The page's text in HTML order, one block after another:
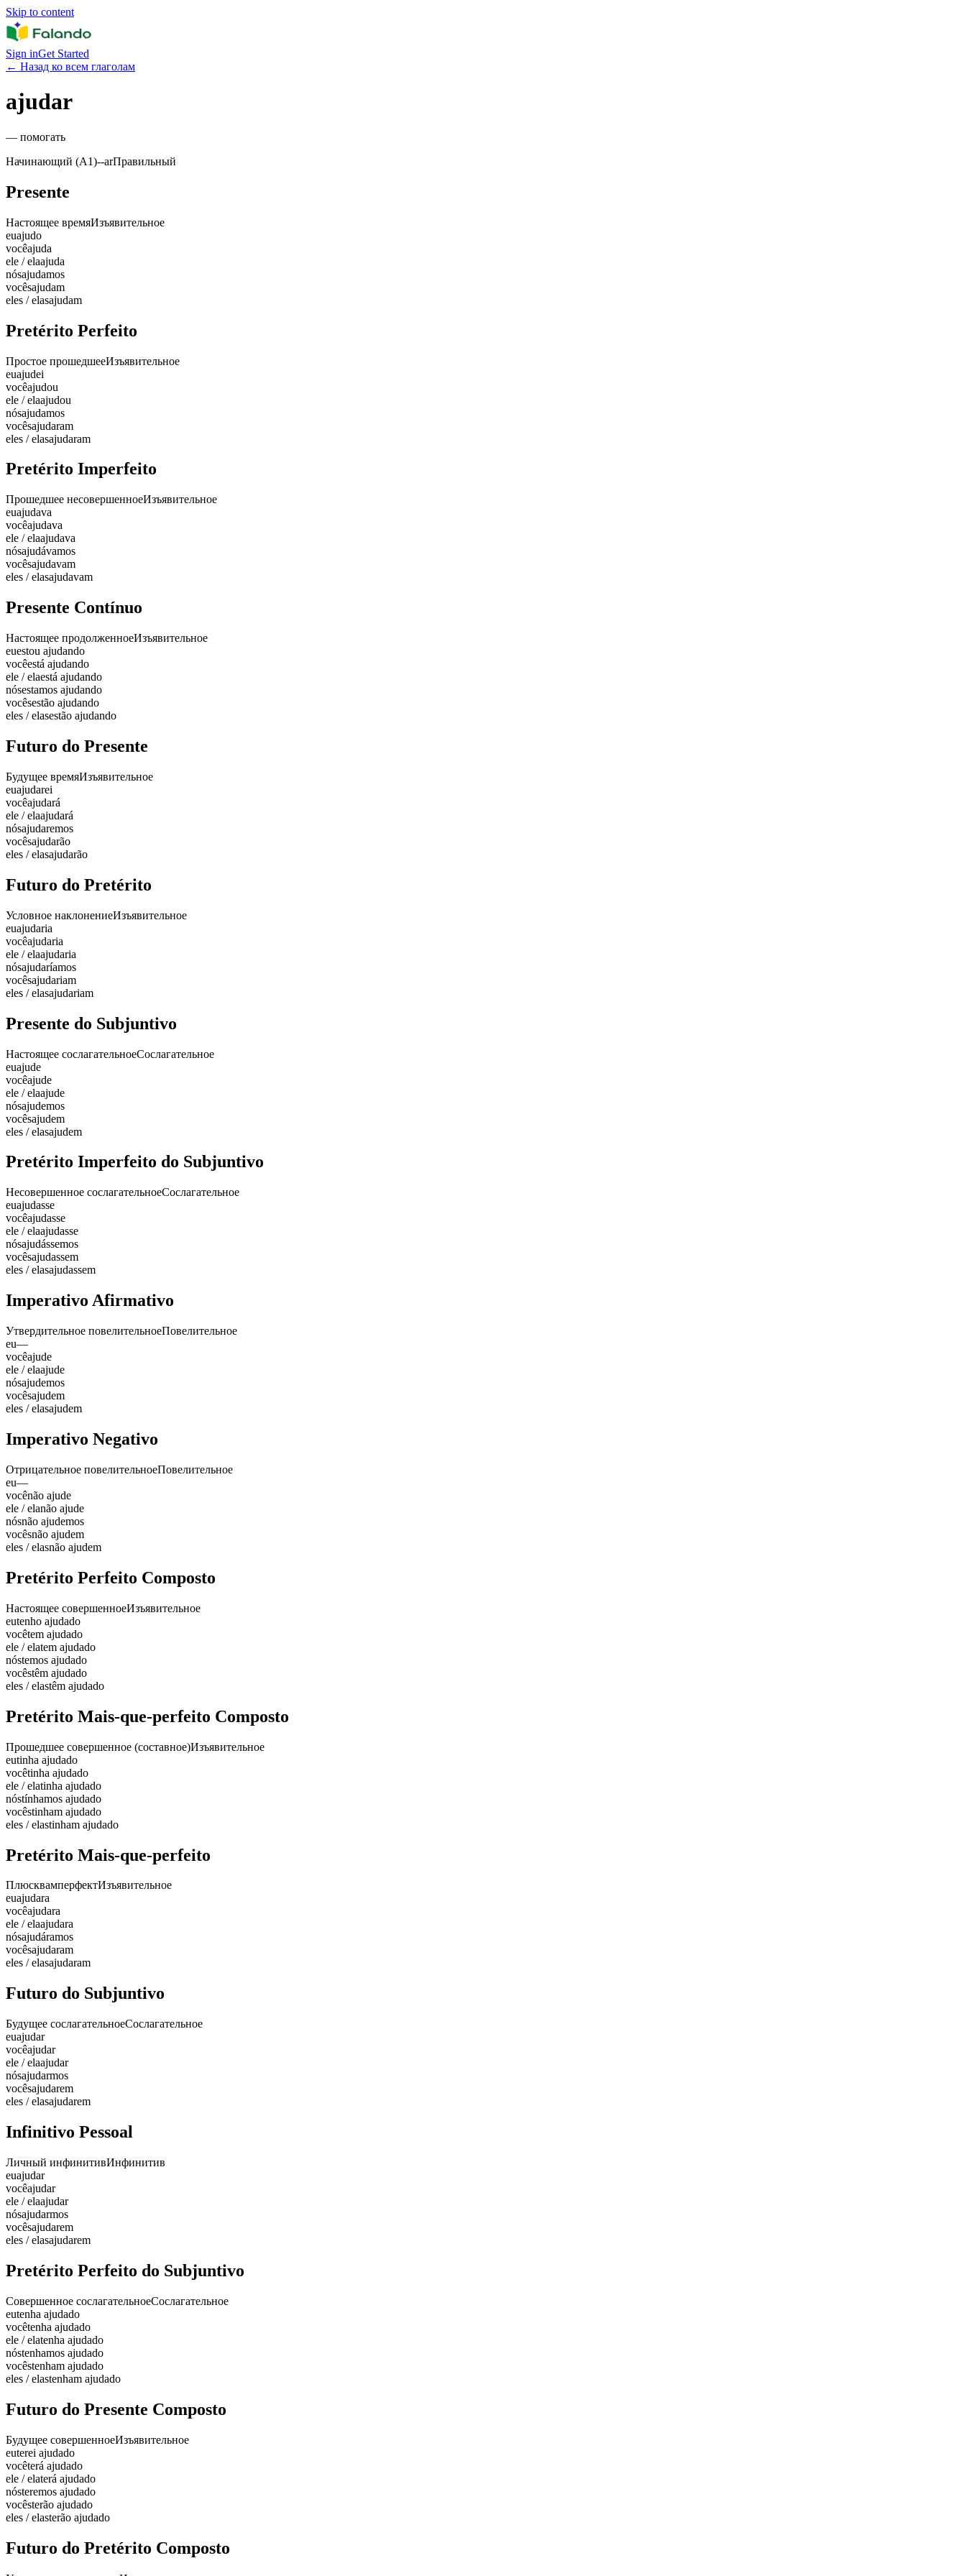
Skip to content
Sign inGet Started
← Назад ко всем глаголам
ajudar
— помогать
Начинающий (A1)--arПравильный
Presente
Настоящее времяИзъявительное
euajudo
vocêajuda
ele / elaajuda
nósajudamos
vocêsajudam
eles / elasajudam
Pretérito Perfeito
Простое прошедшееИзъявительное
euajudei
vocêajudou
ele / elaajudou
nósajudamos
vocêsajudaram
eles / elasajudaram
Pretérito Imperfeito
Прошедшее несовершенноеИзъявительное
euajudava
vocêajudava
ele / elaajudava
nósajudávamos
vocêsajudavam
eles / elasajudavam
Presente Contínuo
Настоящее продолженноеИзъявительное
euestou ajudando
vocêestá ajudando
ele / elaestá ajudando
nósestamos ajudando
vocêsestão ajudando
eles / elasestão ajudando
Futuro do Presente
Будущее времяИзъявительное
euajudarei
vocêajudará
ele / elaajudará
nósajudaremos
vocêsajudarão
eles / elasajudarão
Futuro do Pretérito
Условное наклонениеИзъявительное
euajudaria
vocêajudaria
ele / elaajudaria
nósajudaríamos
vocêsajudariam
eles / elasajudariam
Presente do Subjuntivo
Настоящее сослагательноеСослагательное
euajude
vocêajude
ele / elaajude
nósajudemos
vocêsajudem
eles / elasajudem
Pretérito Imperfeito do Subjuntivo
Несовершенное сослагательноеСослагательное
euajudasse
vocêajudasse
ele / elaajudasse
nósajudássemos
vocêsajudassem
eles / elasajudassem
Imperativo Afirmativo
Утвердительное повелительноеПовелительное
eu—
vocêajude
ele / elaajude
nósajudemos
vocêsajudem
eles / elasajudem
Imperativo Negativo
Отрицательное повелительноеПовелительное
eu—
vocênão ajude
ele / elanão ajude
nósnão ajudemos
vocêsnão ajudem
eles / elasnão ajudem
Pretérito Perfeito Composto
Настоящее совершенноеИзъявительное
eutenho ajudado
vocêtem ajudado
ele / elatem ajudado
nóstemos ajudado
vocêstêm ajudado
eles / elastêm ajudado
Pretérito Mais-que-perfeito Composto
Прошедшее совершенное (составное)Изъявительное
eutinha ajudado
vocêtinha ajudado
ele / elatinha ajudado
nóstínhamos ajudado
vocêstinham ajudado
eles / elastinham ajudado
Pretérito Mais-que-perfeito
ПлюсквамперфектИзъявительное
euajudara
vocêajudara
ele / elaajudara
nósajudáramos
vocêsajudaram
eles / elasajudaram
Futuro do Subjuntivo
Будущее сослагательноеСослагательное
euajudar
vocêajudar
ele / elaajudar
nósajudarmos
vocêsajudarem
eles / elasajudarem
Infinitivo Pessoal
Личный инфинитивИнфинитив
euajudar
vocêajudar
ele / elaajudar
nósajudarmos
vocêsajudarem
eles / elasajudarem
Pretérito Perfeito do Subjuntivo
Совершенное сослагательноеСослагательное
eutenha ajudado
vocêtenha ajudado
ele / elatenha ajudado
nóstenhamos ajudado
vocêstenham ajudado
eles / elastenham ajudado
Futuro do Presente Composto
Будущее совершенноеИзъявительное
euterei ajudado
vocêterá ajudado
ele / elaterá ajudado
nósteremos ajudado
vocêsterão ajudado
eles / elasterão ajudado
Futuro do Pretérito Composto